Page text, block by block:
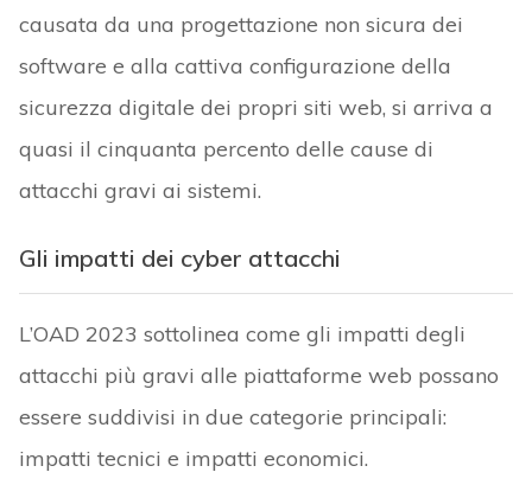
causata da una progettazione non sicura dei
software e alla cattiva configurazione della
sicurezza digitale dei propri siti web, si arriva a
quasi il cinquanta percento delle cause di
attacchi gravi ai sistemi.
Gli impatti dei cyber attacchi
L’OAD 2023 sottolinea come gli impatti degli
attacchi più gravi alle piattaforme web possano
essere suddivisi in due categorie principali:
impatti tecnici e impatti economici.